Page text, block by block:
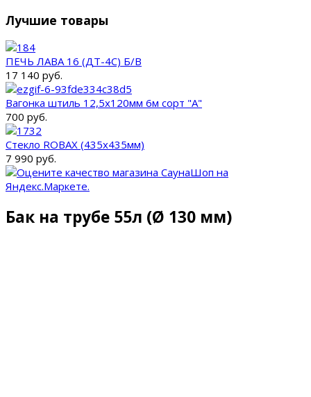
Лучшие товары
ПЕЧЬ ЛАВА 16 (ДТ-4С) Б/В
17 140 руб.
Вагонка штиль 12,5x120мм 6м сорт "A"
700 руб.
Стекло ROBAX (435х435мм)
7 990 руб.
Бак на трубе 55л (Ø 130 мм)